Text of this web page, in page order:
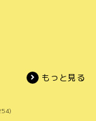
もっと見る